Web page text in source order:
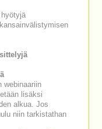
hyötyjä
webinaariin
lisäksi
alkua. Jos
niin tarkistathan